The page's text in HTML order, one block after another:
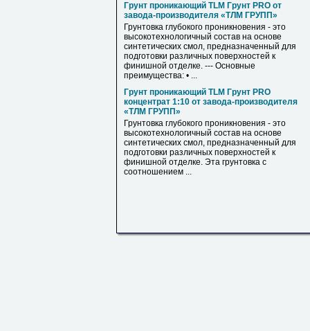
Грунт проникающий TLM Грунт PRO от
завода-производителя «ТЛМ ГРУПП»
Грунтовка глубокого проникновения - это
высокотехнологичный состав на основе
синтетических смол, предназначенный для
подготовки различных поверхностей к
финишной отделке. --- Основные
преимущества: • ...
Грунт проникающий TLM Грунт PRO
концентрат 1:10 от завода-производителя
«ТЛМ ГРУПП»
Грунтовка глубокого проникновения - это
высокотехнологичный состав на основе
синтетических смол, предназначенный для
подготовки различных поверхностей к
финишной отделке. Эта грунтовка с
соотношением ...